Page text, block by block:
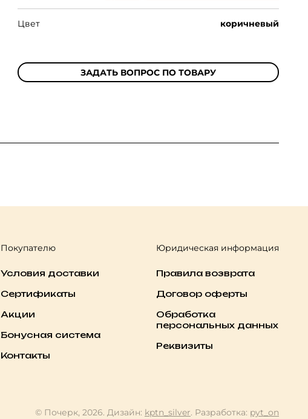
Цвет коричневый
ЗАДАТЬ ВОПРОС ПО ТОВАРУ
Покупателю
Условия доставки
Сертификаты
Акции
Бонусная система
Контакты
Юридическая информация
Правила возврата
Договор оферты
Обработка
персональных данных
Реквизиты
© Почерк, 2026. Дизайн: kptn_silver. Разработка: pyt_on